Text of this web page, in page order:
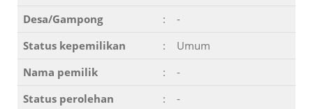
Desa/Gampong
:
-
Status kepemilikan
:
Umum
Nama pemilik
:
-
Status perolehan
:
-